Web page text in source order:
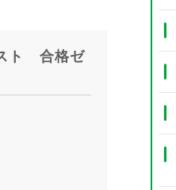
ト 合格ゼ